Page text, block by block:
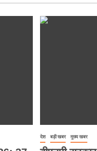
देश बड़ी खबर मुख्य खबर